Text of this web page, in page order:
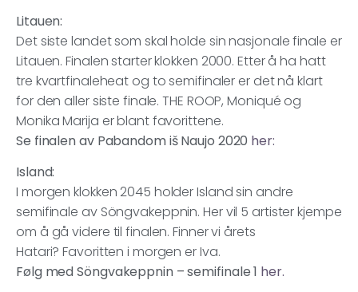
Litauen:
Det siste landet som skal holde sin nasjonale finale er
Litauen. Finalen starter klokken 2000. Etter å ha hatt
tre kvartfinaleheat og to semifinaler er det nå klart
for den aller siste finale. THE ROOP, Moniqué og
Monika Marija er blant favorittene.
Se finalen av Pabandom iš Naujo 2020 her:
Island:
I morgen klokken 2045 holder Island sin andre
semifinale av Söngvakeppnin. Her vil 5 artister kjempe
om å gå videre til finalen. Finner vi årets
Hatari? Favoritten i morgen er Iva.
Følg med Söngvakeppnin – semifinale 1 her.